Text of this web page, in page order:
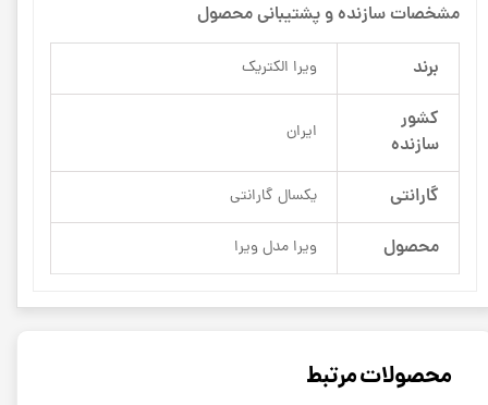
مشخصات سازنده و پشتیبانی محصول
برند ویرا الکتریک
کشور
سازنده
ایران
گارانتی یکسال گارانتی
محصول ویرا مدل ویرا
محصولات مرتبط